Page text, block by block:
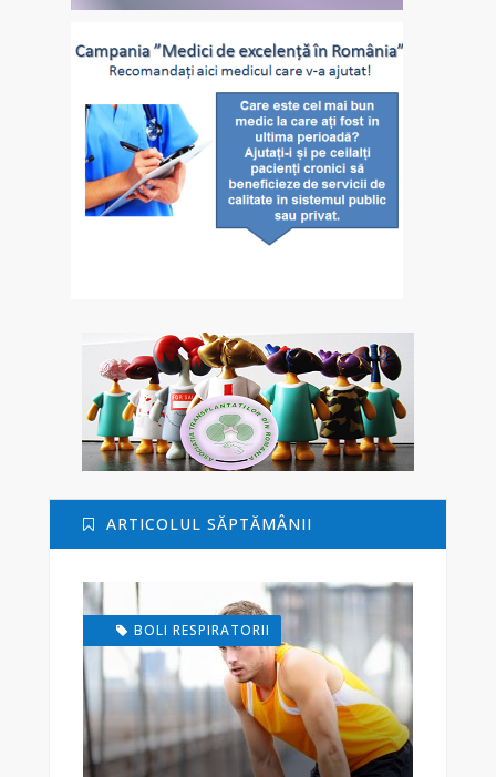
ARTICOLUL SĂPTĂMÂNII
BOLI RESPIRATORII